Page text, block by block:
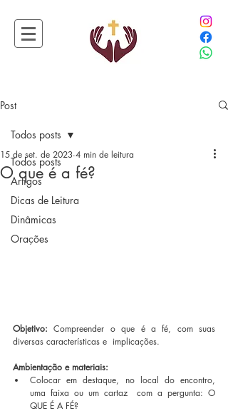
Post
Todos posts
Artigos
Dicas de Leitura
Dinâmicas
Orações
Todos posts
O que é a fé?
15 de set. de 2023 4 min de leitura
Objetivo: Compreender o que é a fé, com suas
diversas características e  implicações.
Colocar em destaque, no local do encontro,
uma faixa ou um cartaz  com a pergunta: O